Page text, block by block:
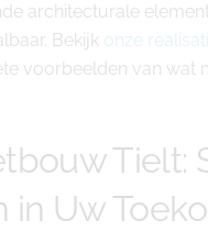
architecturale
Bekijk onze
voorbeelden van wat
Tielt:
in Uw